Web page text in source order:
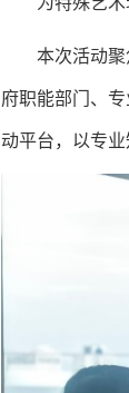
本次活动
府职能部门、
动平台，以专